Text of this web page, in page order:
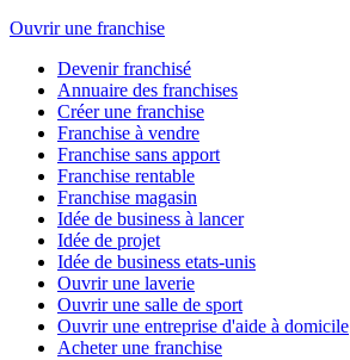
Ouvrir une franchise
Devenir franchisé
Annuaire des franchises
Créer une franchise
Franchise à vendre
Franchise sans apport
Franchise rentable
Franchise magasin
Idée de business à lancer
Idée de projet
Idée de business etats-unis
Ouvrir une laverie
Ouvrir une salle de sport
Ouvrir une entreprise d'aide à domicile
Acheter une franchise